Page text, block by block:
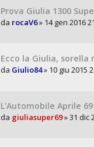
Prova Giulia 1300
da rocaV6» 14 gen 2016
Ecco la Giulia,
da Giulio84» 10 giu 2015
L'Automobile Aprile
da giuliasuper69» 31 dic